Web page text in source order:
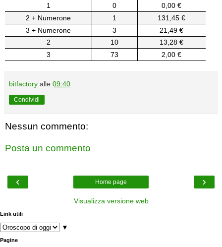
1
0
0,00 €
2 + Numerone
1
131,45 €
3 + Numerone
3
21,49 €
2
10
13,28 €
3
73 2,00 €
bitfactory alle 09:40
Condividi
Nessun commento:
Posta un commento
‹ ›
Home page
Visualizza versione web
Link utili
▼
Pagine